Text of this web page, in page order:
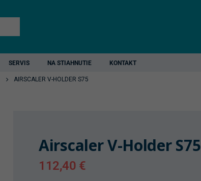
SERVIS NA STIAHNUTIE KONTAKT
AIRSCALER V-HOLDER S75
Airscaler V-Holder S75
112,40 €